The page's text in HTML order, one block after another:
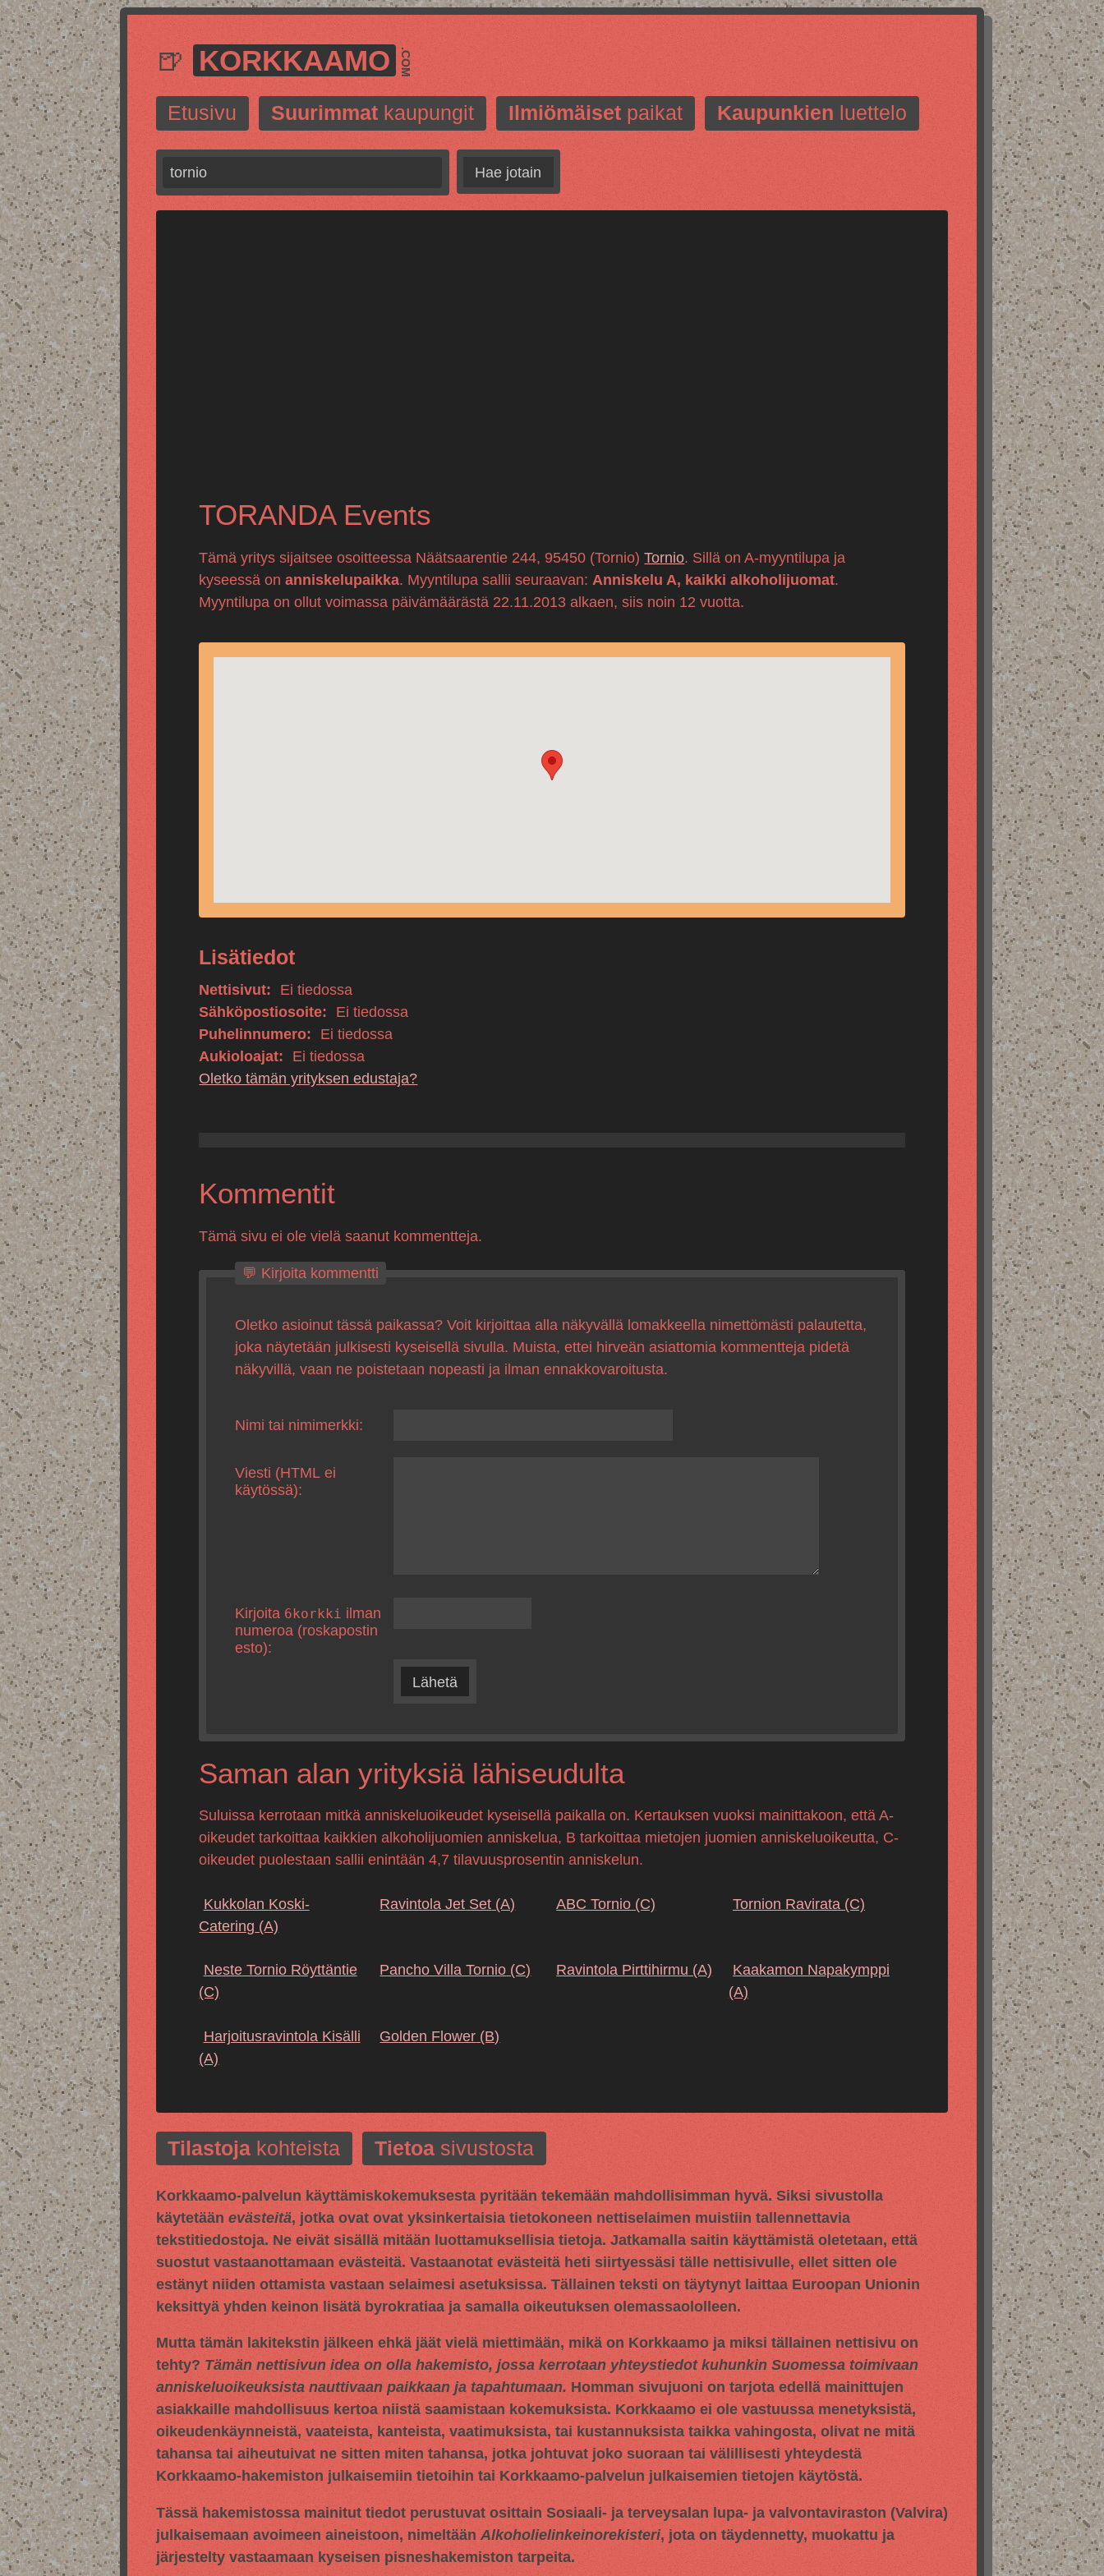
🍺 KORKKAAMO .COM
Etusivu Suurimmat kaupungit Ilmiömäiset paikat Kaupunkien luettelo
Hae jotain
TORANDA Events
Tämä yritys sijaitsee osoitteessa Näätsaarentie 244, 95450 (Tornio)Tornio. Sillä on A-myyntilupa ja
kyseessä onanniskelupaikka. Myyntilupa sallii seuraavan: Anniskelu A, kaikki alkoholijuomat.
Myyntilupa on ollut voimassa päivämäärästä 22.11.2013 alkaen, siis noin 12 vuotta.
Lisätiedot
Nettisivut:
Ei tiedossa
Sähköpostiosoite:
Ei tiedossa
Puhelinnumero:
Ei tiedossa
Aukioloajat:
Ei tiedossa
Oletko tämän yrityksen edustaja?
Kommentit
Tämä sivu ei ole vielä saanut kommentteja.
💬 Kirjoita kommentti
Oletko asioinut tässä paikassa? Voit kirjoittaa alla näkyvällä lomakkeella nimettömästi palautetta,
joka näytetään julkisesti kyseisellä sivulla. Muista, ettei hirveän asiattomia kommentteja pidetä
näkyvillä, vaan ne poistetaan nopeasti ja ilman ennakkovaroitusta.
Nimi tai nimimerkki:
Viesti (HTML ei
käytössä):
Kirjoita 6korkki ilman
numeroa (roskapostin
esto):
Lähetä
Saman alan yrityksiä lähiseudulta
Suluissa kerrotaan mitkä anniskeluoikeudet kyseisellä paikalla on. Kertauksen vuoksi mainittakoon, että A-
oikeudet tarkoittaa kaikkien alkoholijuomien anniskelua, B tarkoittaa mietojen juomien anniskeluoikeutta, C-
oikeudet puolestaan sallii enintään 4,7 tilavuusprosentin anniskelun.
Kukkolan Koski-
Catering (A)
Ravintola Jet Set (A) ABC Tornio (C) Tornion Ravirata (C)
Neste Tornio Röyttäntie
(C)
Pancho Villa Tornio (C) Ravintola Pirttihirmu (A)
Kaakamon Napakymppi
(A)
Harjoitusravintola Kisälli
(A)
Golden Flower (B)
Tilastoja kohteista Tietoa sivustosta
Korkkaamo-palvelun käyttämiskokemuksesta pyritään tekemään mahdollisimman hyvä. Siksi sivustolla
käytetään evästeitä, jotka ovat ovat yksinkertaisia tietokoneen nettiselaimen muistiin tallennettavia
tekstitiedostoja. Ne eivät sisällä mitään luottamuksellisia tietoja. Jatkamalla saitin käyttämistä oletetaan, että
suostut vastaanottamaan evästeitä. Vastaanotat evästeitä heti siirtyessäsi tälle nettisivulle, ellet sitten ole
estänyt niiden ottamista vastaan selaimesi asetuksissa. Tällainen teksti on täytynyt laittaa Euroopan Unionin
keksittyä yhden keinon lisätä byrokratiaa ja samalla oikeutuksen olemassaololleen.
Mutta tämän lakitekstin jälkeen ehkä jäät vielä miettimään, mikä on Korkkaamo ja miksi tällainen nettisivu on
tehty? Tämän nettisivun idea on olla hakemisto, jossa kerrotaan yhteystiedot kuhunkin Suomessa toimivaan
anniskeluoikeuksista nauttivaan paikkaan ja tapahtumaan. Homman sivujuoni on tarjota edellä mainittujen
asiakkaille mahdollisuus kertoa niistä saamistaan kokemuksista. Korkkaamo ei ole vastuussa menetyksistä,
oikeudenkäynneistä, vaateista, kanteista, vaatimuksista, tai kustannuksista taikka vahingosta, olivat ne mitä
tahansa tai aiheutuivat ne sitten miten tahansa, jotka johtuvat joko suoraan tai välillisesti yhteydestä
Korkkaamo-hakemiston julkaisemiin tietoihin tai Korkkaamo-palvelun julkaisemien tietojen käytöstä.
Tässä hakemistossa mainitut tiedot perustuvat osittain Sosiaali- ja terveysalan lupa- ja valvontaviraston (Valvira)
julkaisemaan avoimeen aineistoon, nimeltään Alkoholielinkeinorekisteri, jota on täydennetty, muokattu ja
järjestelty vastaamaan kyseisen pisneshakemiston tarpeita.